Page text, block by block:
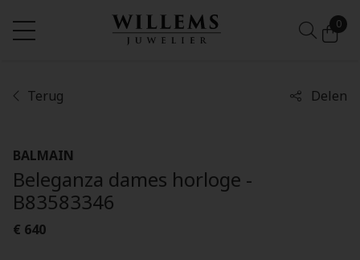
0
Terug Delen
BALMAIN
Beleganza dames horloge -
B83583346
€ 640